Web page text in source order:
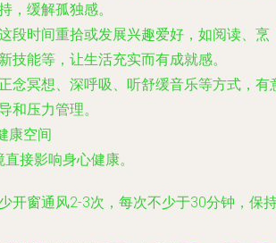
，缓解孤独感。
这段时间重拾或发展兴趣爱好，如阅读、烹
技能等，让生活充实而有成就感。
正念冥想、深呼吸、听舒缓音乐等方式，有
和压力管理。
康空间
接影响身心健康。
开窗通风2-3次，每次不少于30分钟，保